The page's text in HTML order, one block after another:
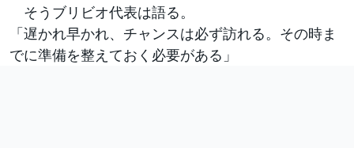
そうブリビオ代表は語る。
「遅かれ早かれ、チャンスは必ず訪れる。その時ま
でに準備を整えておく必要がある」